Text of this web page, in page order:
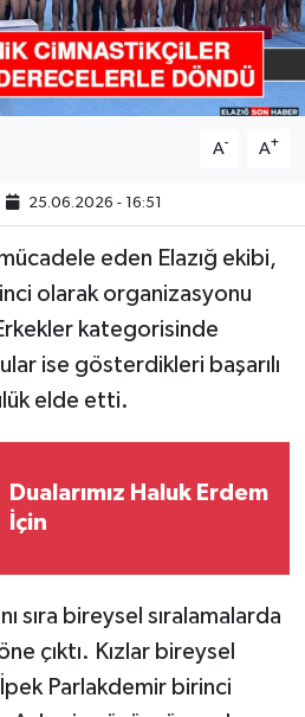
A- A+
25.06.2026 - 16:51
eden Elazığ ekibi,
olarak organizasyonu
kategorisinde
ise gösterdikleri başarılı
elde etti.
Dualarımız Haluk Erdem
İçin
sıra bireysel sıralamalarda
çıktı. Kızlar bireysel
Parlakdemir birinci